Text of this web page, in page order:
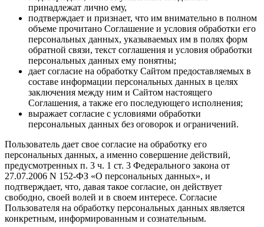
принадлежат лично ему,
подтверждает и признает, что им внимательно в полном
объеме прочитано Соглашение и условия обработки его
персональных данных, указываемых им в полях форм
обратной связи, текст соглашения и условия обработки
персональных данных ему понятны;
дает согласие на обработку Сайтом предоставляемых в
составе информации персональных данных в целях
заключения между ним и Сайтом настоящего
Соглашения, а также его последующего исполнения;
выражает согласие с условиями обработки
персональных данных без оговорок и ограничений.
Пользователь дает свое согласие на обработку его
персональных данных, а именно совершение действий,
предусмотренных п. 3 ч. 1 ст. 3 Федерального закона от
27.07.2006 N 152-ФЗ «О персональных данных», и
подтверждает, что, давая такое согласие, он действует
свободно, своей волей и в своем интересе. Согласие
Пользователя на обработку персональных данных является
конкретным, информированным и сознательным.